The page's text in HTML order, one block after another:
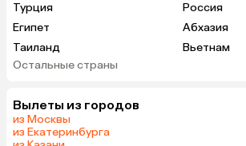
Турция
Россия
Египет
Абхазия
Таиланд
Вьетнам
ОАЭ
Кипр
Саудовская Аравия
Остальные страны
Вылеты из городов
из Москвы
из Екатеринбурга